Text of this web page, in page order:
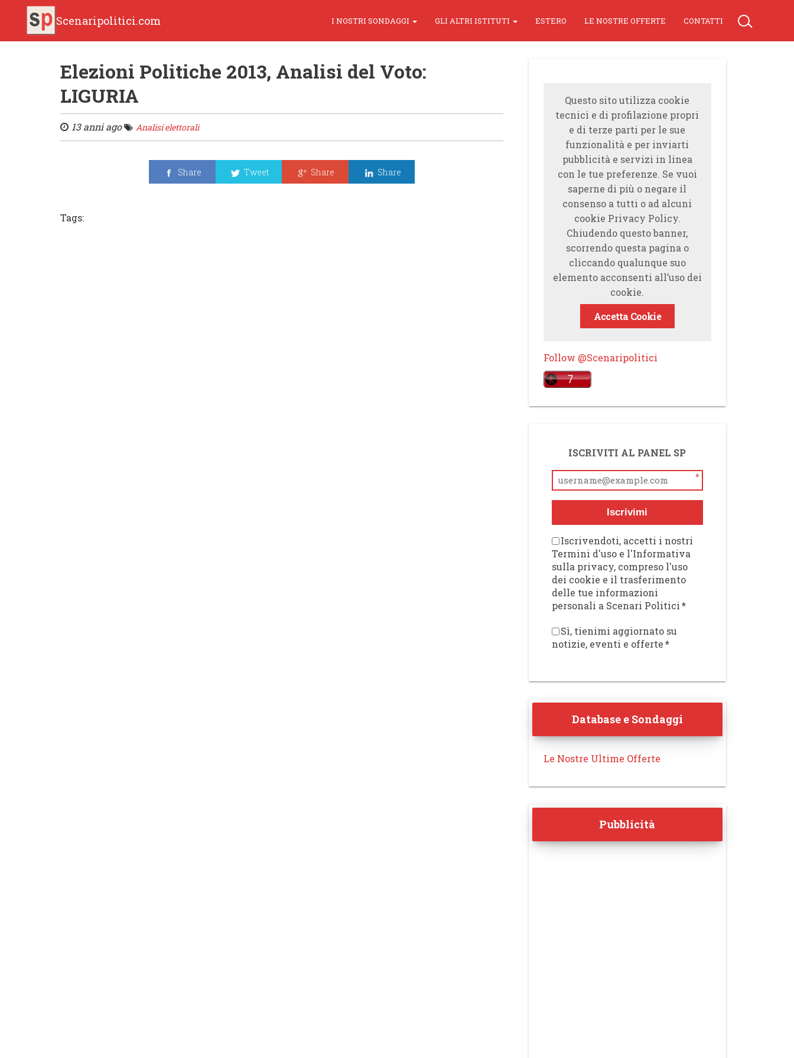
Scenaripolitici.com I NOSTRI SONDAGGI GLI ALTRI ISTITUTI ESTERO LE NOSTRE OFFERTE CONTATTI
Elezioni Politiche 2013, Analisi del Voto:
LIGURIA
13 anni ago Analisi elettorali
Share Tweet Share Share
Tags:
Questo sito utilizza cookie
tecnici e di profilazione propri
e di terze parti per le sue
funzionalità e per inviarti
pubblicità e servizi in linea
con le tue preferenze. Se vuoi
saperne di più o negare il
consenso a tutti o ad alcuni
cookie Privacy Policy.
Chiudendo questo banner,
scorrendo questa pagina o
cliccando qualunque suo
elemento acconsenti all’uso dei
cookie.
Accetta Cookie
Follow @Scenaripolitici
ISCRIVITI AL PANEL SP
*
Iscrivimi
Iscrivendoti, accetti i nostri
Termini d'uso e l'Informativa
sulla privacy, compreso l'uso
dei cookie e il trasferimento
delle tue informazioni
personali a Scenari Politici*
Sì, tienimi aggiornato su
notizie, eventi e offerte*
Database e Sondaggi
Le Nostre Ultime Offerte
Pubblicità